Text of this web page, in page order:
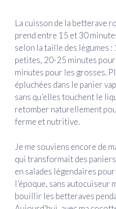
La cuisson de la betterave
prend entre 15 et 30
selon la taille des légumes
petites, 20-25 minutes
minutes pour les grosses.
épluchées dans le panier
sans qu’elles touchent le
retomber naturellement
ferme et nutritive.
Je me souviens encore de
qui transformait des
en salades légendaires
l’époque, sans autocuiseur
bouillir les betteraves